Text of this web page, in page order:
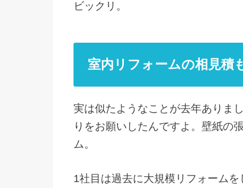
ビックリ。
室内リフォームの相見積
実は似たようなことが去年ありま
りをお願いしたんですよ。壁紙の
ム。
1社目は過去に大規模リフォーム